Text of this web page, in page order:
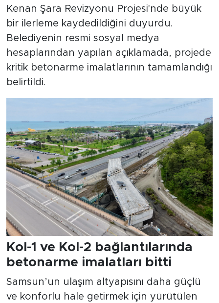
Kenan Şara Revizyonu Projesi'nde büyük
bir ilerleme kaydedildiğini duyurdu.
Belediyenin resmi sosyal medya
hesaplarından yapılan açıklamada, projede
kritik betonarme imalatlarının tamamlandığı
belirtildi.
Kol-1 ve Kol-2 bağlantılarında
betonarme imalatları bitti
Samsun’un ulaşım altyapısını daha güçlü
ve konforlu hale getirmek için yürütülen